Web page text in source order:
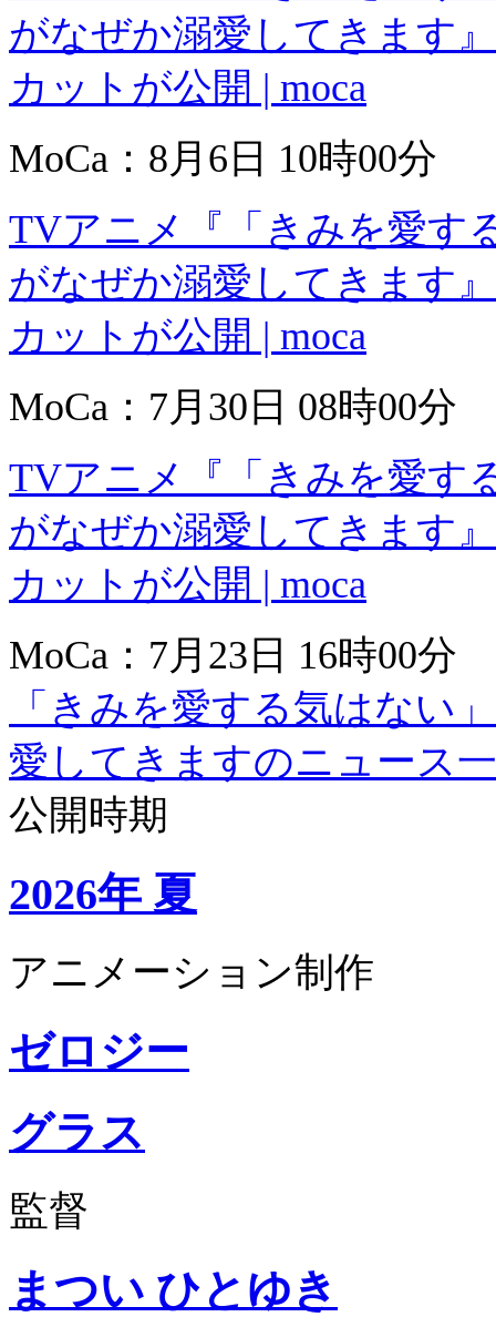
がなぜか溺愛してきます
カットが公開 | moca
MoCa：8月6日 10時00分
TVアニメ『「きみを愛す
がなぜか溺愛してきます
カットが公開 | moca
MoCa：7月30日 08時00分
TVアニメ『「きみを愛す
がなぜか溺愛してきます
カットが公開 | moca
MoCa：7月23日 16時00分
「きみを愛する気はない
愛してきますのニュース
公開時期
2026年 夏
アニメーション制作
ゼロジー
グラス
監督
まつい ひとゆき